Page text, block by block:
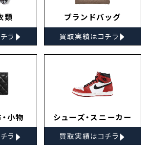
類
ラ ▸
ブランドバッグ
買取実績はコチラ ▸
小物
ラ ▸
シューズ・スニーカー
買取実績はコチラ ▸